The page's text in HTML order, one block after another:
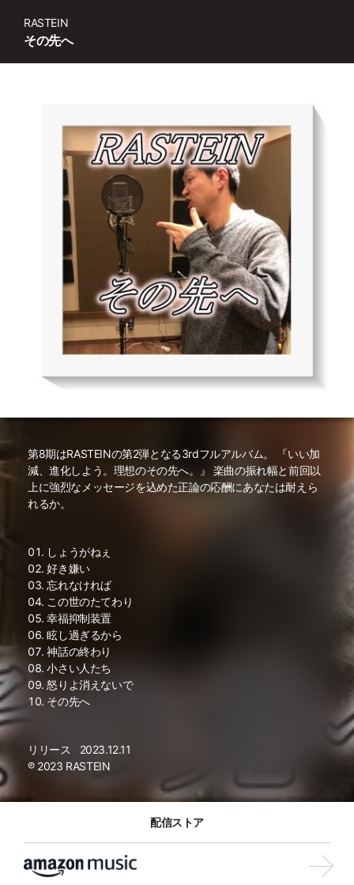
その先へ
RASTEIN
第8期はRASTEINの第2弾となる3rdフルアルバム。 『いい加
減、進化しよう。理想のその先へ。』 楽曲の振れ幅と前回以
上に強烈なメッセージを込めた正論の応酬にあなたは耐えら
れるか。
しょうがねぇ
好き嫌い
忘れなければ
この世のたてわり
幸福抑制装置
眩し過ぎるから
神話の終わり
小さい人たち
怒りよ消えないで
その先へ
リリース
2023.12.11
℗ 2023 RASTEIN
配信ストア